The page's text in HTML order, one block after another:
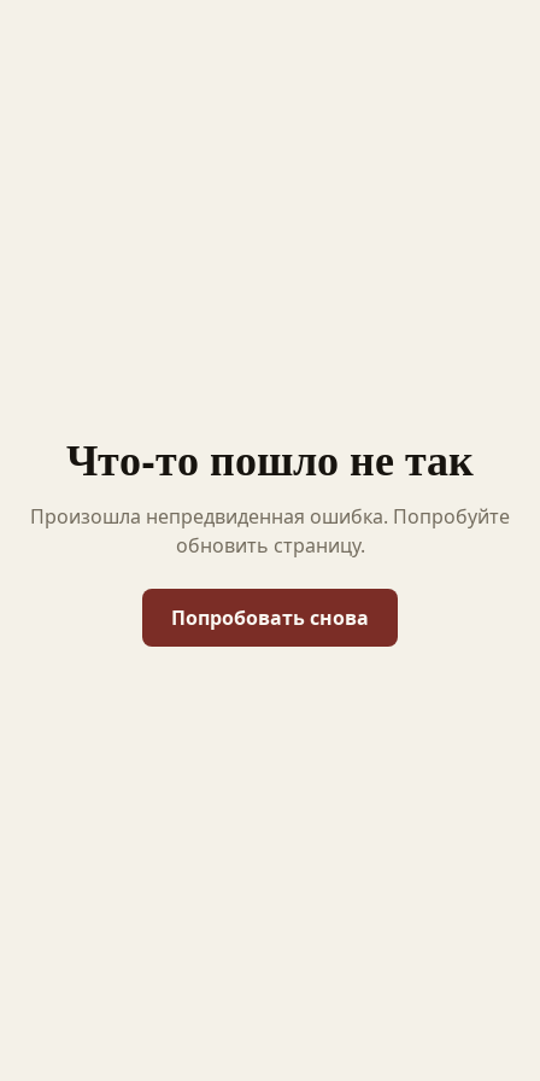
Что-то пошло не так
Произошла непредвиденная ошибка. Попробуйте
обновить страницу.
Попробовать снова